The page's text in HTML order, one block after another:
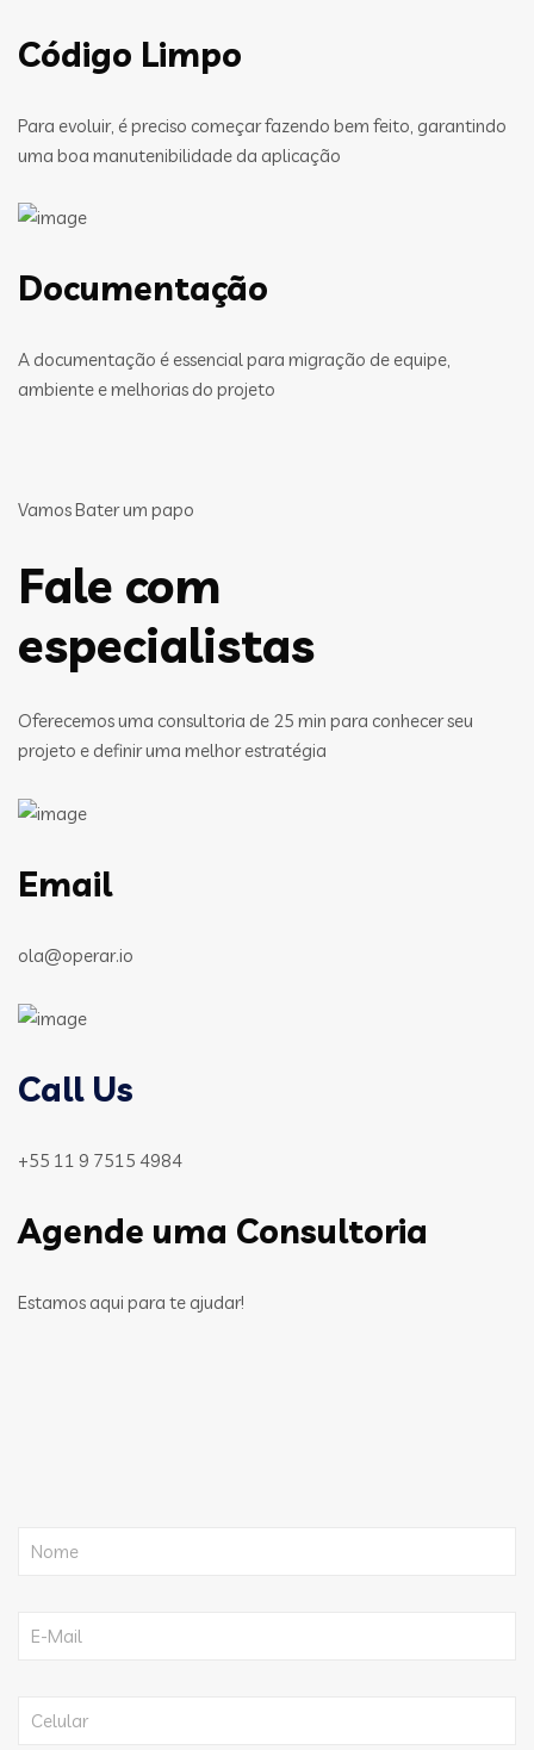
Código Limpo
Para evoluir, é preciso começar fazendo bem feito, garantindo
uma boa manutenibilidade da aplicação
Documentação
A documentação é essencial para migração de equipe,
ambiente e melhorias do projeto
Vamos Bater um papo
Fale com
especialistas
Oferecemos uma consultoria de 25 min para conhecer seu
projeto e definir uma melhor estratégia
Email
ola@operar.io
Call Us
+55 11 9 7515 4984
Agende uma Consultoria
Estamos aqui para te ajudar!